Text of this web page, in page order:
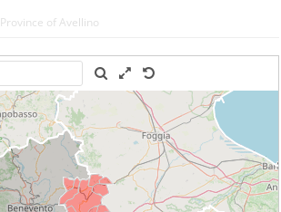
Province of Avellino